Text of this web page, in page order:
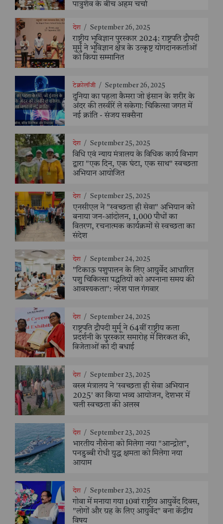
पात्रुशेव के बीच अहम चर्चा
देश / September 26, 2025
राष्ट्रीय भूविज्ञान पुरस्कार 2024: राष्ट्रपति द्रौपदी
मुर्मु ने भूविज्ञान क्षेत्र के उत्कृष्ट योगदानकर्ताओं
को किया सम्मानित
टेक्नोलॉजी / September 26, 2025
दुनिया का पहला कैमरा जो इंसान के शरीर के
अंदर की तस्वीरें ले सकेगा: चिकित्सा जगत में
नई क्रांति - संजय सक्सैना
देश / September 25, 2025
विधि एवं न्याय मंत्रालय के विधिक कार्य विभाग
द्वारा "एक दिन, एक घंटा, एक साथ" स्वच्छता
अभियान आयोजित
देश / September 25, 2025
एनसीएल ने "स्वच्छता ही सेवा" अभियान को
बनाया जन-आंदोलन, 1,000 पौधों का
वितरण, रचनात्मक कार्यक्रमों से स्वच्छता का
संदेश
देश / September 24, 2025
"टिकाऊ पशुपालन के लिए आयुर्वेद आधारित
पशु चिकित्सा पद्धतियों को अपनाना समय की
आवश्यकता": नरेश पाल गंगवार
देश / September 24, 2025
राष्ट्रपति द्रौपदी मुर्मू ने 64वीं राष्ट्रीय कला
प्रदर्शनी के पुरस्कार समारोह में शिरकत की,
विजेताओं को दी बधाई
देश / September 23, 2025
वस्त्र मंत्रालय ने 'स्वच्छता ही सेवा अभियान
2025' का किया भव्य आयोजन, देशभर में
चली स्वच्छता की अलख
देश / September 23, 2025
भारतीय नौसेना को मिलेगा नया "आन्द्रोत",
पनडुब्बी रोधी युद्ध क्षमता को मिलेगा नया
आयाम
देश / September 23, 2025
गोवा में मनाया गया 10वां राष्ट्रीय आयुर्वेद दिवस,
"लोगों और ग्रह के लिए आयुर्वेद" बना केंद्रीय
विषय